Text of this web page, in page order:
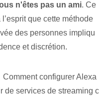
n'êtes pas un ami. Ce
que cette méthode
des personnes impliqu
et discrétion.
configurer Alexa
de services de streaming c